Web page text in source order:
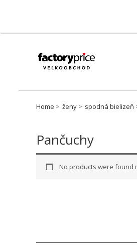
Home ženy spodná bielizeň
Pančuchy
No products were found